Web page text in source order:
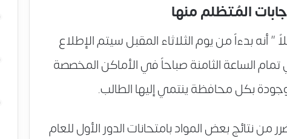
المُتظلم منها
بدءاً من يوم الثلاثاء المقبل سيتم الإطلاع
الساعة الثامنة صباحاً في الأماكن المخصصة
بكل محافظة ينتمي إليها الطالب.
من نتائج بعض المواد بامتحانات الدور الأول للعام